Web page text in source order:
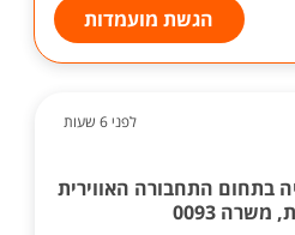
הגשת מועמדות
לפני 6 שעות
בתחום התחבורה האווירית
0093